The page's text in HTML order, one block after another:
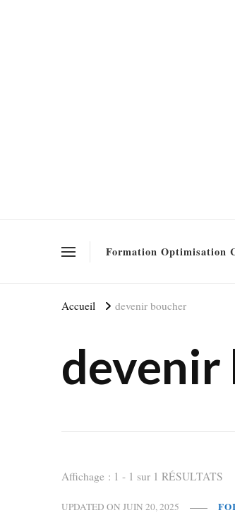
Formation Optimisation
Accueil devenir boucher
devenir
Affichage : 1 - 1 sur 1 RÉSULTATS
UPDATED ONJUIN 20, 2025